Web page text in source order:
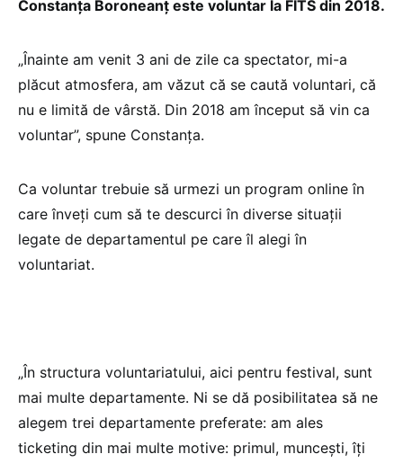
Constanța Boroneanț este voluntar la FITS din 2018.
„Înainte am venit 3 ani de zile ca spectator, mi-a
plăcut atmosfera, am văzut că se caută voluntari, că
nu e limită de vârstă. Din 2018 am început să vin ca
voluntar”, spune Constanța.
Ca voluntar trebuie să urmezi un program online în
care înveți cum să te descurci în diverse situații
legate de departamentul pe care îl alegi în
voluntariat.
„În structura voluntariatului, aici pentru festival, sunt
mai multe departamente. Ni se dă posibilitatea să ne
alegem trei departamente preferate: am ales
ticketing din mai multe motive: primul, muncești, îți